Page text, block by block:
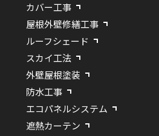
カバー工事
屋根外壁修繕工事
ルーフシェード
スカイ工法
外壁屋根塗装
防水工事
エコパネルシステム
遮熱カーテン